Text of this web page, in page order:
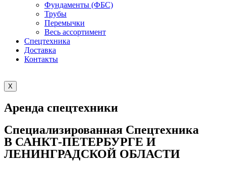
Фундаменты (ФБС)
Трубы
Перемычки
Весь ассортимент
Спецтехника
Доставка
Контакты
X
Аренда спецтехники
Специализированная Спецтехника
В САНКТ-ПЕТЕРБУРГЕ И
ЛЕНИНГРАДСКОЙ ОБЛАСТИ